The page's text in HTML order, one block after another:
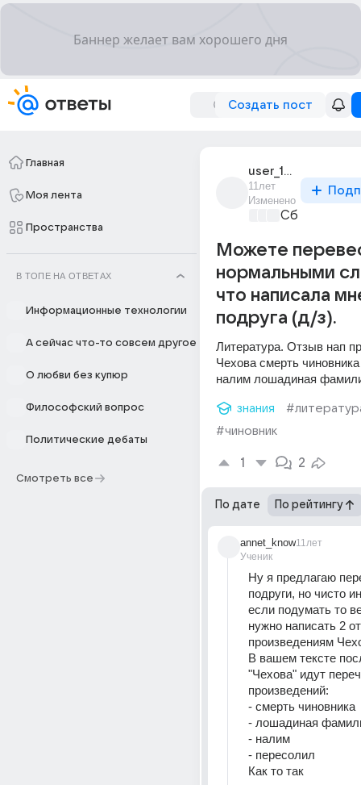
Создать пост
Главная
Моя лента
Пространства
В ТОПЕ НА ОТВЕТАХ
Информационные технологии
А сейчас что-то совсем другое
О любви без купюр
Философский вопрос
Политические дебаты
Смотреть все
user_177870609
11лет
Изменено
Сборная
Можете
нормальными
что написала
подруга (д/з).
Литература. Отзыв нап
Чехова смерть
налим лошадиная
знания
#чиновник
1 2
По дате По рейтингу
annet_know
Ученик
11лет
Ну я предлагаю
подруги, но чисто
если подумать то
нужно написать 2
произведениям
В вашем тексте
"Чехова" идут
произведений:
- смерть чиновника
- лошадиная
- налим
- пересолил
Как то так